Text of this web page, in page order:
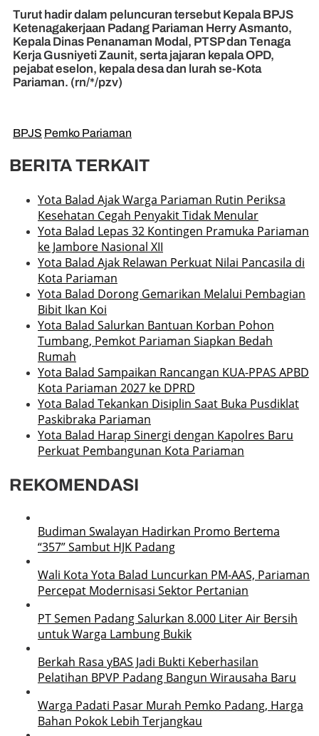
Turut hadir dalam peluncuran tersebut Kepala BPJS
Ketenagakerjaan Padang Pariaman Herry Asmanto,
Kepala Dinas Penanaman Modal, PTSP dan Tenaga
Kerja Gusniyeti Zaunit, serta jajaran kepala OPD,
pejabat eselon, kepala desa dan lurah se-Kota
Pariaman. (rn/*/pzv)
BPJS Pemko Pariaman
BERITA TERKAIT
Yota Balad Ajak Warga Pariaman Rutin Periksa
Kesehatan Cegah Penyakit Tidak Menular
Yota Balad Lepas 32 Kontingen Pramuka Pariaman
ke Jambore Nasional XII
Yota Balad Ajak Relawan Perkuat Nilai Pancasila di
Kota Pariaman
Yota Balad Dorong Gemarikan Melalui Pembagian
Bibit Ikan Koi
Yota Balad Salurkan Bantuan Korban Pohon
Tumbang, Pemkot Pariaman Siapkan Bedah
Rumah
Yota Balad Sampaikan Rancangan KUA-PPAS APBD
Kota Pariaman 2027 ke DPRD
Yota Balad Tekankan Disiplin Saat Buka Pusdiklat
Paskibraka Pariaman
Yota Balad Harap Sinergi dengan Kapolres Baru
Perkuat Pembangunan Kota Pariaman
REKOMENDASI
Budiman Swalayan Hadirkan Promo Bertema
“357” Sambut HJK Padang
Wali Kota Yota Balad Luncurkan PM-AAS, Pariaman
Percepat Modernisasi Sektor Pertanian
PT Semen Padang Salurkan 8.000 Liter Air Bersih
untuk Warga Lambung Bukik
Berkah Rasa yBAS Jadi Bukti Keberhasilan
Pelatihan BPVP Padang Bangun Wirausaha Baru
Warga Padati Pasar Murah Pemko Padang, Harga
Bahan Pokok Lebih Terjangkau